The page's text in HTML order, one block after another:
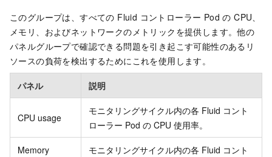
このグループは、すべての Fluid コントローラー Pod の CPU、
メモリ、およびネットワークのメトリックを提供します。他の
パネルグループで確認できる問題を引き起こす可能性のあるリ
ソースの負荷を検出するためにこれを使用します。
パネル 説明
CPU usage
モニタリングサイクル内の各 Fluid コント
ローラー Pod の CPU 使用率。
Memory
モニタリングサイクル内の各 Fluid コント